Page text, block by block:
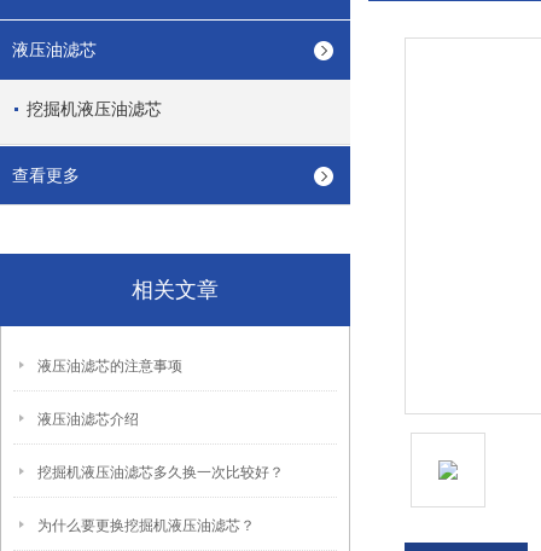
液压油滤芯
挖掘机液压油滤芯
查看更多
相关文章
液压油滤芯的注意事项
液压油滤芯介绍
挖掘机液压油滤芯多久换一次比较好？
为什么要更换挖掘机液压油滤芯？